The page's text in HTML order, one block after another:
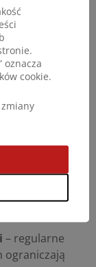
po
regenerację
użyciu
Dogomilk
jej
o kwasy
do
– regularne
ograniczają
oznacza
cookie.